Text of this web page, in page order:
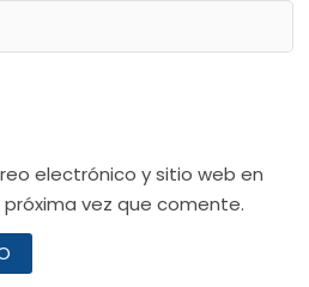
electrónico y sitio web en
vez que comente.